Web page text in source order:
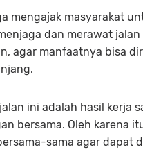
mengajak masyarakat
dan merawat jalan
agar manfaatnya bisa
ini adalah hasil kerja
bersama. Oleh karena
sama agar dapat